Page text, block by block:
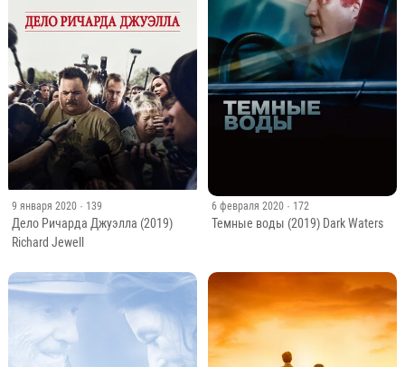
9 января 2020 · 139
Дело Ричарда Джуэлла (2019)
Richard Jewell
6 февраля 2020 · 172
Темные воды (2019) Dark Waters